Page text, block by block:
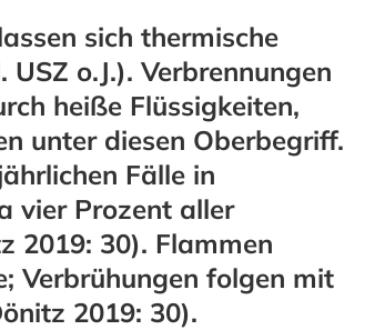
sich thermische
o.J.). Verbrennungen
heiße Flüssigkeiten,
unter diesen Oberbegriff.
Fälle in
vier Prozent aller
2019: 30). Flammen
Verbrühungen folgen mit
2019: 30).